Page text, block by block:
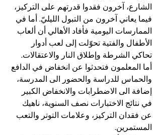
الشارع، آخرون فقدوا قدرتهم على التركيز،
فيما يعاني آخرون من التبول الليليّ. أما في
الممارسات اليومية فأفاد الأهالي أن ألعاب
الأطفال والفتية تحوّلت إلى لعب أدوار
تحاكي الشرطة وإطلاق النار والاعتقالات.
أما المعلمون فتحدثوا عن انخفاض في الدافع
والحماس للدراسة والحضور الى المدرسة،
إضافة الى الاضطرابات والانخفاض الكبير
في نتائج الاختبارات نصف السنوية، ناهيك
عن فقدان التركيز، وعلامات التوتر والتعب
المستمرين.